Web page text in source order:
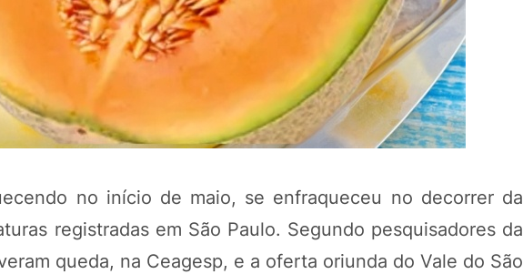
no início de maio, se enfraqueceu no decorrer da
registradas em São Paulo. Segundo pesquisadores da
queda, na Ceagesp, e a oferta oriunda do Vale do São